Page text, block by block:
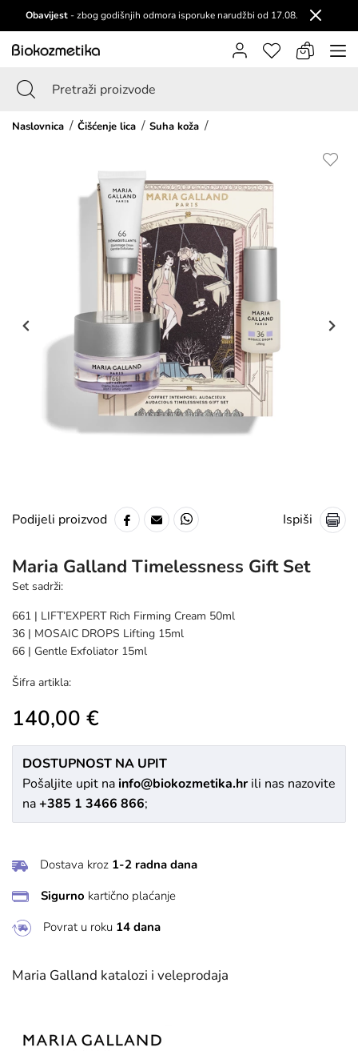
Obavijest - zbog godišnjih odmora isporuke narudžbi od 17.08.
Naslovnica Čišćenje lica Suha koža
Podijeli proizvod Ispiši
Maria Galland Timelessness Gift Set
Set sadrži:
661 | LIFT’EXPERT Rich Firming Cream 50ml
36 | MOSAIC DROPS Lifting 15ml
66 | Gentle Exfoliator 15ml
Šifra artikla:
140,00 €
DOSTUPNOST NA UPIT
Pošaljite upit nainfo@biokozmetika.hrili nas nazovite
na+385 1 3466 866;
Dostava kroz 1-2 radna dana
Sigurno kartično plaćanje
Povrat u roku 14 dana
Maria Galland katalozi i veleprodaja